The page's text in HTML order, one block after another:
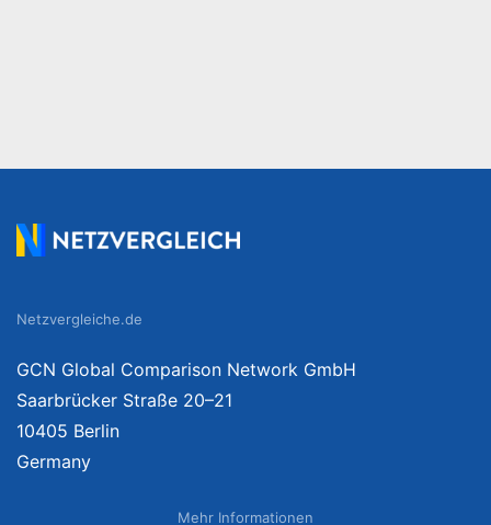
Netzvergleiche.de
GCN Global Comparison Network GmbH
Saarbrücker Straße 20–21
10405 Berlin
Germany
Mehr Informationen